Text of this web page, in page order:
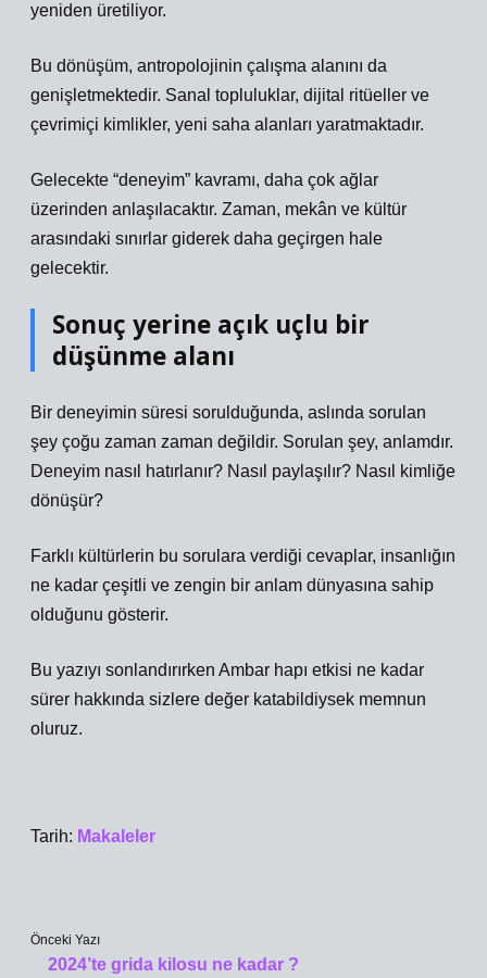
yeniden üretiliyor.
Bu dönüşüm, antropolojinin çalışma alanını da
genişletmektedir. Sanal topluluklar, dijital ritüeller ve
çevrimiçi kimlikler, yeni saha alanları yaratmaktadır.
Gelecekte “deneyim” kavramı, daha çok ağlar
üzerinden anlaşılacaktır. Zaman, mekân ve kültür
arasındaki sınırlar giderek daha geçirgen hale
gelecektir.
Sonuç yerine açık uçlu bir
düşünme alanı
Bir deneyimin süresi sorulduğunda, aslında sorulan
şey çoğu zaman zaman değildir. Sorulan şey, anlamdır.
Deneyim nasıl hatırlanır? Nasıl paylaşılır? Nasıl kimliğe
dönüşür?
Farklı kültürlerin bu sorulara verdiği cevaplar, insanlığın
ne kadar çeşitli ve zengin bir anlam dünyasına sahip
olduğunu gösterir.
Bu yazıyı sonlandırırken Ambar hapı etkisi ne kadar
sürer hakkında sizlere değer katabildiysek memnun
oluruz.
Tarih: Makaleler
Önceki Yazı
2024’te grida kilosu ne kadar ?